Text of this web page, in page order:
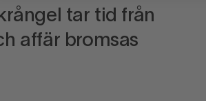
tar tid från
affär bromsas